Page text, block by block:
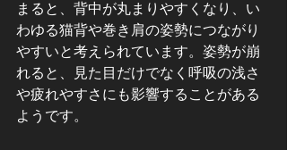
まると、背中が丸まりやすくなり、い
わゆる猫背や巻き肩の姿勢につながり
やすいと考えられています。姿勢が崩
れると、見た目だけでなく呼吸の浅さ
や疲れやすさにも影響することがある
ようです。